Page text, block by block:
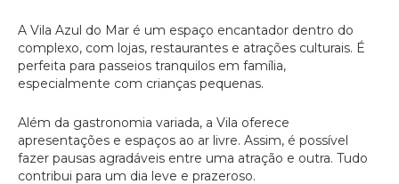
A Vila Azul do Mar é um espaço encantador dentro do
complexo, com lojas, restaurantes e atrações culturais. É
perfeita para passeios tranquilos em família,
especialmente com crianças pequenas.
Além da gastronomia variada, a Vila oferece
apresentações e espaços ao ar livre. Assim, é possível
fazer pausas agradáveis entre uma atração e outra. Tudo
contribui para um dia leve e prazeroso.